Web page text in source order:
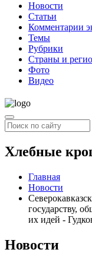
Новости
Статьи
Комментарии
Темы
Рубрики
Страны и
Фото
Видео
Хлебные
Главная
Новости
государству,
их идей -
Новости